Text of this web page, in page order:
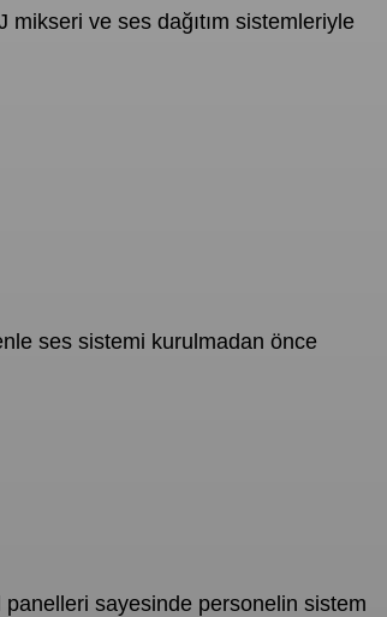
mikseri ve ses dağıtım sistemleriyle
ses sistemi kurulmadan önce
panelleri sayesinde personelin sistem